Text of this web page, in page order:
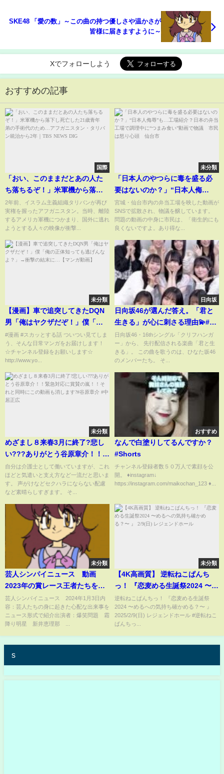
SKE48 「愛の数」～この曲の持つ優しさや温かさが
皆様に届きますように～
Xでフォローしよう
おすすめの記事
国際
「おい、このままだとあの人た
ち落ちるぞ！」米軍機から落下
し死亡した21歳青年 弟の手術
代のため…アフガニスタン・タ
リバン統治から2年｜
2年前、イスラム主義組織タリバンが再び
実権を握ったアフガニスタン。当時、離陸
するアメリカ軍機につかまり、国外に逃れ
ようとする人々の映像が衝撃...
未分類
「日本人のやつらに毒を盛る必
要はないのか？」“日本人侮
辱”も…工場紹介？日本の弁当工
場で調理中に“つまみ食い”動画
で物議 市民は怒り心頭 仙台
宮城・仙台市内の弁当工場を映した動画が
SNSで拡散され、物議を醸しています。
問題の動画の中身に市民は、「衛生的にも
良くないですよ。あり得な...
未分類
【漫画】車で追突してきたDQN
男「俺はヤクザだぞ！」僕「俺
の正体知っても逃げんなよ？」
→衝撃の結末に…【マンガ動
画】
#漫画 #スカッとする話 ついつい見てしま
う、そんな日常マンガをお届けします！
☆チャンネル登録をお願いします☆
http://www.yo...
日向坂
日向坂46が選んだ答え。「君と
生きる」が心に刺さる理由💫#日
向坂46#君と生きる#クリフハン
ガー#上村ひなの#ひなた坂46#お
ひさま#日向坂46新曲#坂道グル
日向坂46・16thシングル「クリフハンガ
ー」から、 先行配信される楽曲「君と生
きる」。 この曲を歌うのは、ひなた坂46
のメンバーたち。 そ...
未分類
めざまし８来春3月に終了?悲し
い???ありがとう谷原章介！！緊
急対応に賞賛の嵐！！それと同
時にこの動画も消します?#谷原
章介 #中居正広
自分は介護士として働いていますが、これ
ほどと気遣いと支え方など一流だと思いま
す。 声がけなどセクハラにならない配慮
など素晴らしすぎます。 そ...
おすすめ
なんで白塗りしてるんですか？
#Shorts
チャンネル登録者数５０万人で素顔を公
開。 ♦instagram↓
https://instagram.com/maikochan_123 ♦...
未分類
芸人シンパイニュース 動画
2023年の賞レース王者たちを一
斉調査ＳＰ 1月3日
芸人シンパイニュース 2024年1月3日内
容：芸人たちの身に起きた心配な出来事を
ニュース形式で紹介出演者：爆笑問題 霜
降り明星 新井恵理那 ...
未分類
【4K高画質】 逆転ねこぱんち
っ！ 『恋麦める生誕祭2024 〜め
るへの気持ち確かめる？〜 』
2/9(日) レジェンドホール
逆転ねこぱんちっ！ 『恋麦める生誕祭
2024 〜めるへの気持ち確かめる？〜 』
2025/2/9(日) レジェンドホール #逆転ねこ
ぱんちっ...
s